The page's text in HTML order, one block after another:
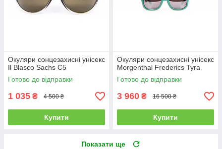
Окуляри сонцезахисні унісекс
Il Blasco Sachs C5
Готово до відправки
1 035 ₴ 4 500 ₴
Купити
Окуляри сонцезахисні унісекс
Morgenthal Frederics Tyra
Готово до відправки
3 960 ₴ 16 500 ₴
Купити
Показати ще